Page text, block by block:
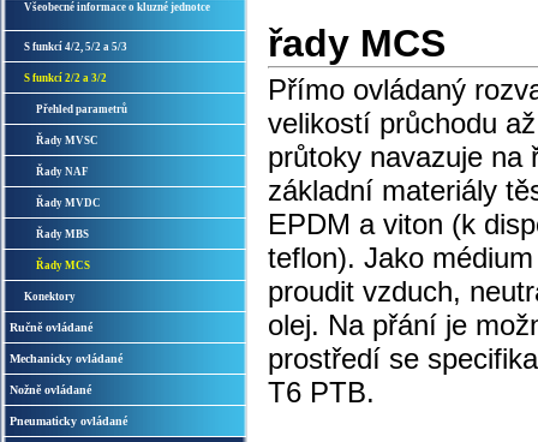
Všeobecné informace o kluzné jednotce
S funkcí 4/2, 5/2 a 5/3
S funkcí 2/2 a 3/2
Přehled parametrů
Řady MVSC
Řady NAF
Řady MVDC
Řady MBS
Řady MCS
Konektory
Ručně ovládané
Mechanicky ovládané
Nožně ovládané
Pneumaticky ovládané
řady MCS
Přímo ovládaný
velikostí průchodu
průtoky navazuje na
základní materiály
EPDM a viton (k
teflon). Jako
proudit vzduch,
olej. Na přání je
prostředí se
T6 PTB.